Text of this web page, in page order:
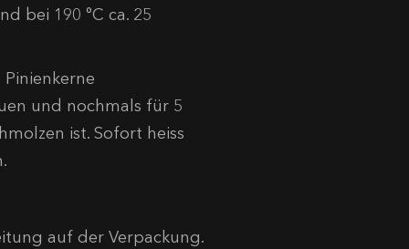
bei 190 °C ca. 25
und nochmals für 5
ist. Sofort heiss
auf der Verpackung.